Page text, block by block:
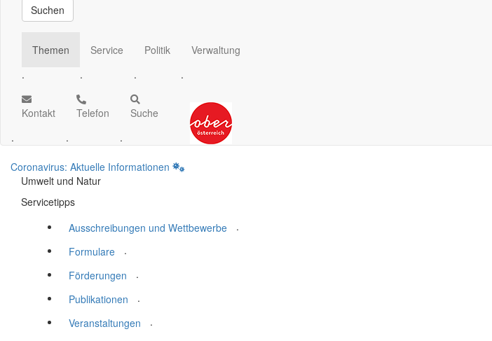
Suchen
Themen
.
Service
.
Politik
.
Verwaltung
.
Kontakt
.
Telefon
.
Suche
.
Coronavirus: Aktuelle Informationen
Umwelt und Natur
Servicetipps
Ausschreibungen und Wettbewerbe
.
Formulare
.
Förderungen
.
Publikationen
.
Veranstaltungen
.